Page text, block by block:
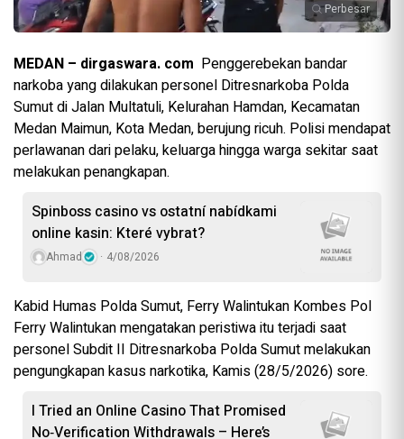
Perbesar
MEDAN – dirgaswara. com Penggerebekan bandar
narkoba yang dilakukan personel Ditresnarkoba Polda
Sumut di Jalan Multatuli, Kelurahan Hamdan, Kecamatan
Medan Maimun, Kota Medan, berujung ricuh. Polisi mendapat
perlawanan dari pelaku, keluarga hingga warga sekitar saat
melakukan penangkapan.
Spinboss casino vs ostatní nabídkami
online kasin: Které vybrat?
Ahmad 4/08/2026
Kabid Humas Polda Sumut, Ferry Walintukan Kombes Pol
Ferry Walintukan mengatakan peristiwa itu terjadi saat
personel Subdit II Ditresnarkoba Polda Sumut melakukan
pengungkapan kasus narkotika, Kamis (28/5/2026) sore.
I Tried an Online Casino That Promised
No‑Verification Withdrawals – Here’s